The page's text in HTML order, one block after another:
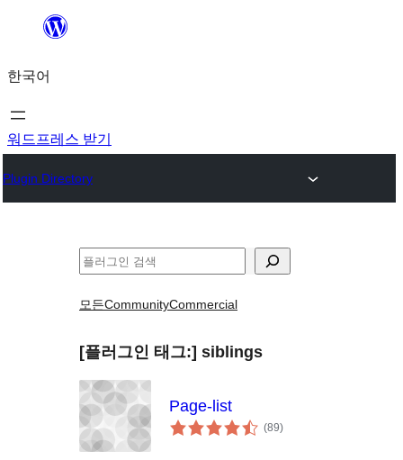
츠
로
바
가
한국어
워드프레스 받기
Plugin Directory
검
모든CommunityCommercial
[플러그인 태그:] siblings
Page-list
(89전
체)